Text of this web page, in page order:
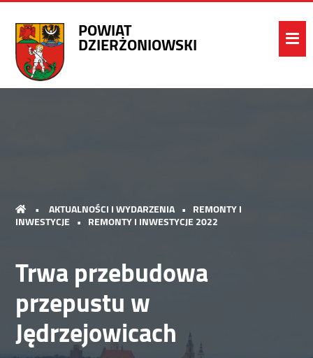
POWIAT
DZIERŻONIOWSKI
• AKTUALNOŚCI I WYDARZENIA • REMONTY I
INWESTYCJE • REMONTY I INWESTYCJE 2022
Trwa przebudowa
przepustu w
Jędrzejowicach